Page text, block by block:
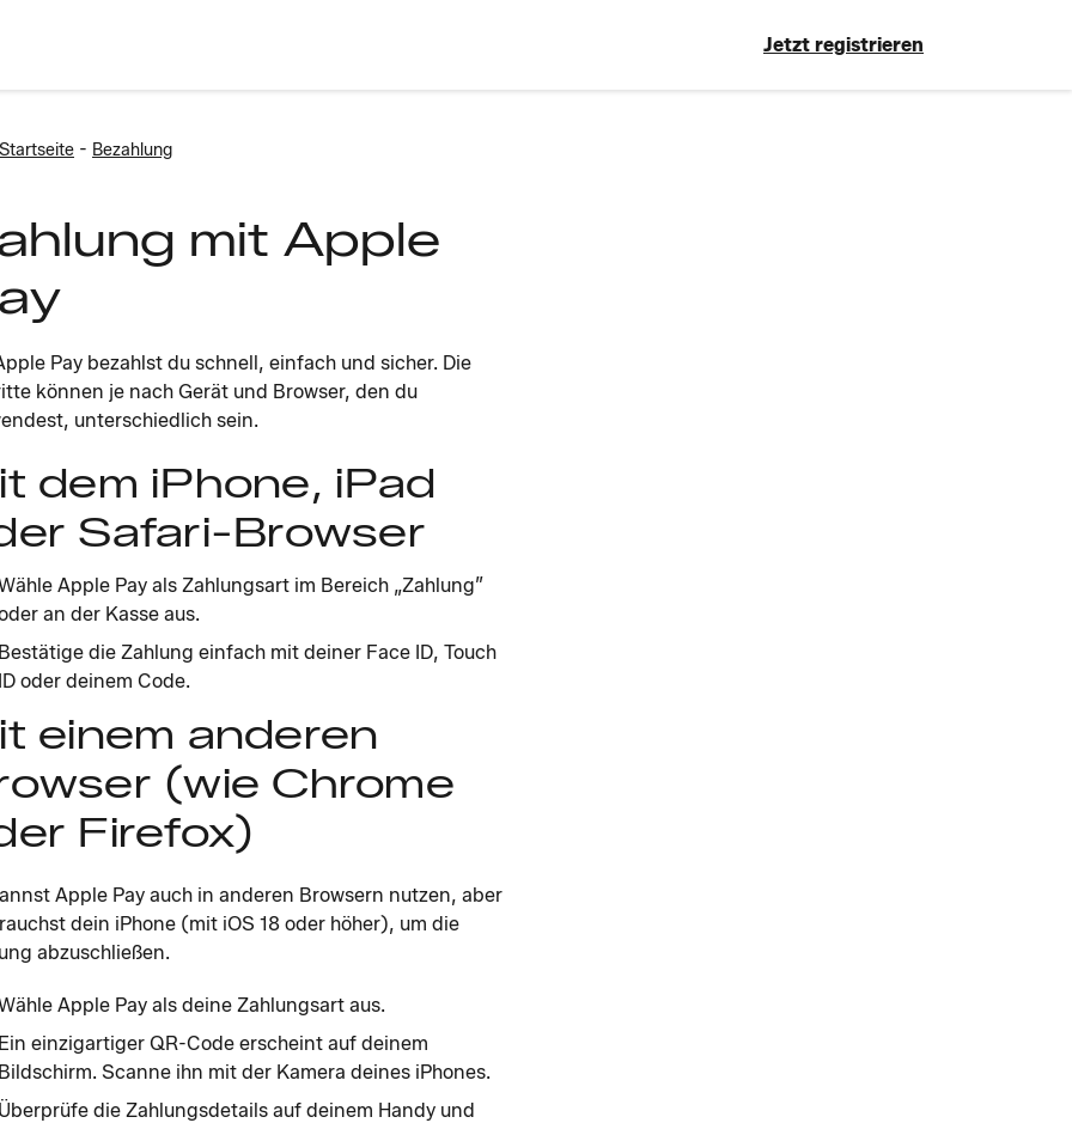
Jetzt registrieren
- Bezahlung
mit Apple
Pay bezahlst du schnell, einfach und sicher. Die
können je nach Gerät und Browser, den du
unterschiedlich sein.
dem iPhone, iPad
Safari-Browser
Apple Pay als Zahlungsart im Bereich „Zahlung”
an der Kasse aus.
die Zahlung einfach mit deiner Face ID, Touch
oder deinem Code.
einem anderen
(wie Chrome
Firefox)
Apple Pay auch in anderen Browsern nutzen, aber
dein iPhone (mit iOS 18 oder höher), um die
abzuschließen.
Apple Pay als deine Zahlungsart aus.
einzigartiger QR-Code erscheint auf deinem
Scanne ihn mit der Kamera deines iPhones.
die Zahlungsdetails auf deinem Handy und